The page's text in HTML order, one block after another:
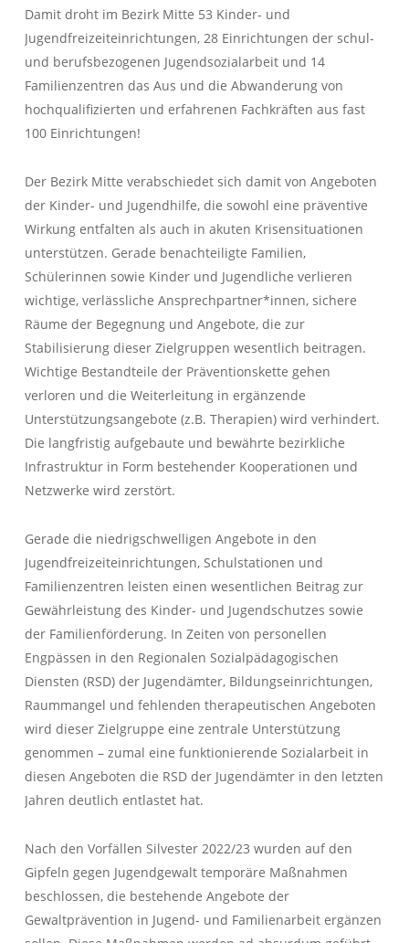
Damit droht im Bezirk Mitte 53 Kinder- und
Jugendfreizeiteinrichtungen, 28 Einrichtungen der schul-
und berufsbezogenen Jugendsozialarbeit und 14
Familienzentren das Aus und die Abwanderung von
hochqualifizierten und erfahrenen Fachkräften aus fast
100 Einrichtungen!
Der Bezirk Mitte verabschiedet sich damit von Angeboten
der Kinder- und Jugendhilfe, die sowohl eine präventive
Wirkung entfalten als auch in akuten Krisensituationen
unterstützen. Gerade benachteiligte Familien,
Schülerinnen sowie Kinder und Jugendliche verlieren
wichtige, verlässliche Ansprechpartner*innen, sichere
Räume der Begegnung und Angebote, die zur
Stabilisierung dieser Zielgruppen wesentlich beitragen.
Wichtige Bestandteile der Präventionskette gehen
verloren und die Weiterleitung in ergänzende
Unterstützungsangebote (z.B. Therapien) wird verhindert.
Die langfristig aufgebaute und bewährte bezirkliche
Infrastruktur in Form bestehender Kooperationen und
Netzwerke wird zerstört.
Gerade die niedrigschwelligen Angebote in den
Jugendfreizeiteinrichtungen, Schulstationen und
Familienzentren leisten einen wesentlichen Beitrag zur
Gewährleistung des Kinder- und Jugendschutzes sowie
der Familienförderung. In Zeiten von personellen
Engpässen in den Regionalen Sozialpädagogischen
Diensten (RSD) der Jugendämter, Bildungseinrichtungen,
Raummangel und fehlenden therapeutischen Angeboten
wird dieser Zielgruppe eine zentrale Unterstützung
genommen – zumal eine funktionierende Sozialarbeit in
diesen Angeboten die RSD der Jugendämter in den letzten
Jahren deutlich entlastet hat.
Nach den Vorfällen Silvester 2022/23 wurden auf den
Gipfeln gegen Jugendgewalt temporäre Maßnahmen
beschlossen, die bestehende Angebote der
Gewaltprävention in Jugend- und Familienarbeit ergänzen